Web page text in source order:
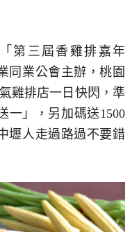
第三屆香雞排嘉年
同業公會主辦，桃園
雞排店一日快閃，準
一」，另加碼送1500
壢人走過路過不要錯